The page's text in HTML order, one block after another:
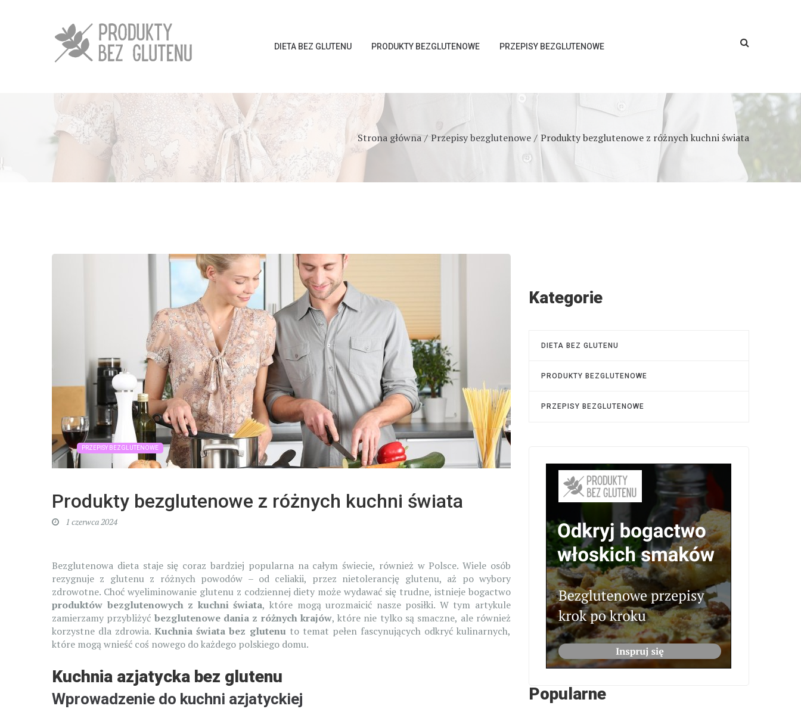
DIETA BEZ GLUTENU PRODUKTY BEZGLUTENOWE PRZEPISY BEZGLUTENOWE
Strona główna Przepisy bezglutenowe Produkty bezglutenowe z różnych kuchni świata
PRZEPISY BEZGLUTENOWE
Produkty bezglutenowe z różnych kuchni świata
1 czerwca 2024
Bezglutenowa dieta staje się coraz bardziej popularna na całym świecie, również w Polsce. Wiele osób
rezygnuje z glutenu z różnych powodów – od celiakii, przez nietolerancję glutenu, aż po wybory
zdrowotne. Choć wyeliminowanie glutenu z codziennej diety może wydawać się trudne, istnieje bogactwo
produktów bezglutenowych z kuchni świata, które mogą urozmaicić nasze posiłki. W tym artykule
zamierzamy przybliżyć bezglutenowe dania z różnych krajów, które nie tylko są smaczne, ale również
korzystne dla zdrowia.Kuchnia świata bez glutenuto temat pełen fascynujących odkryć kulinarnych,
które mogą wnieść coś nowego do każdego polskiego domu.
Kuchnia azjatycka bez glutenu
Wprowadzenie do kuchni azjatyckiej
Kategorie
DIETA BEZ GLUTENU
PRODUKTY BEZGLUTENOWE
PRZEPISY BEZGLUTENOWE
Popularne